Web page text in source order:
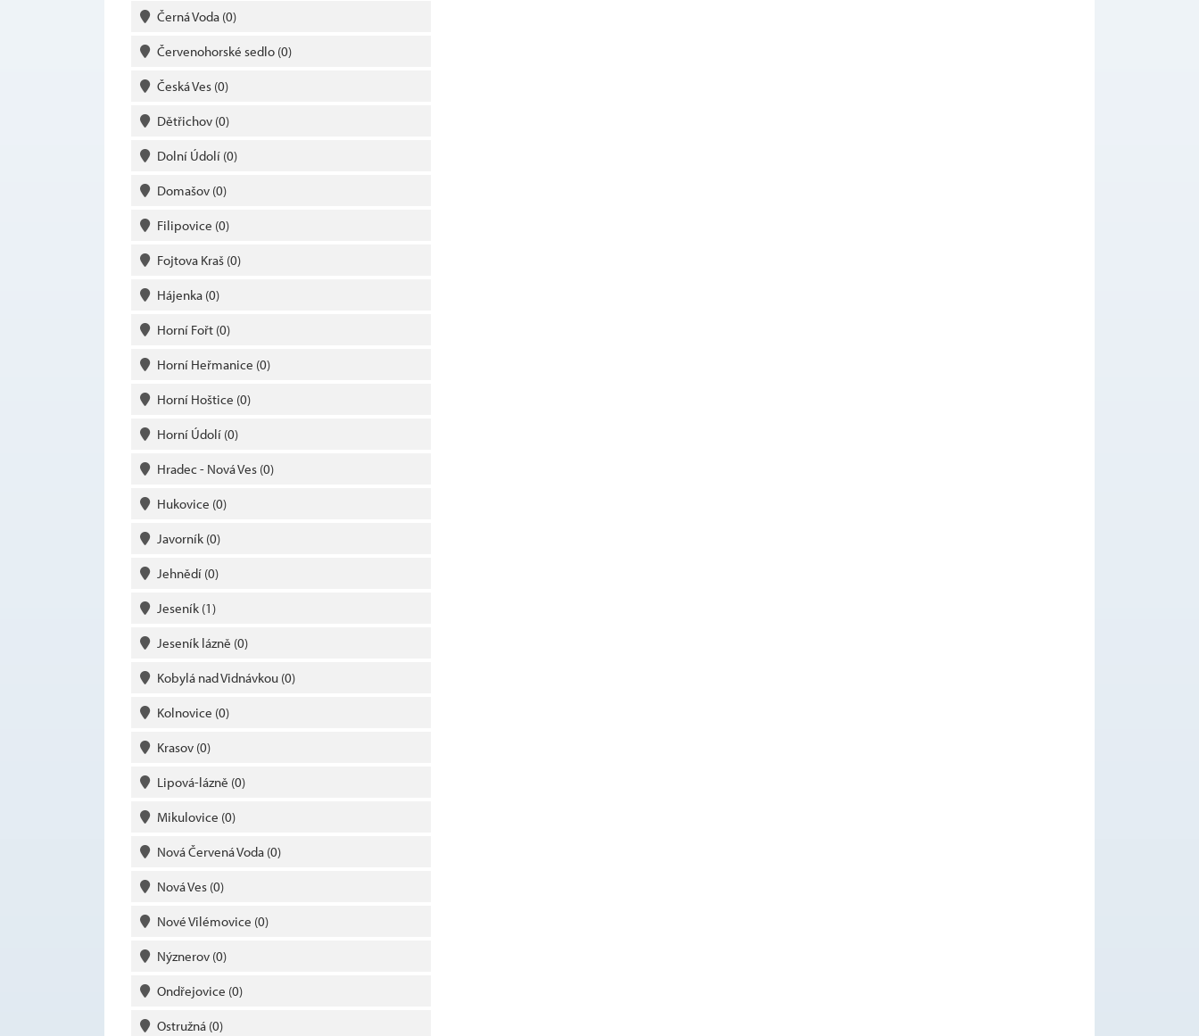
Černá Voda (0)
Červenohorské sedlo (0)
Česká Ves (0)
Dětřichov (0)
Dolní Údolí (0)
Domašov (0)
Filipovice (0)
Fojtova Kraš (0)
Hájenka (0)
Horní Fořt (0)
Horní Heřmanice (0)
Horní Hoštice (0)
Horní Údolí (0)
Hradec - Nová Ves (0)
Hukovice (0)
Javorník (0)
Jehnědí (0)
Jeseník (1)
Jeseník lázně (0)
Kobylá nad Vidnávkou (0)
Kolnovice (0)
Krasov (0)
Lipová-lázně (0)
Mikulovice (0)
Nová Červená Voda (0)
Nová Ves (0)
Nové Vilémovice (0)
Nýznerov (0)
Ondřejovice (0)
Ostružná (0)